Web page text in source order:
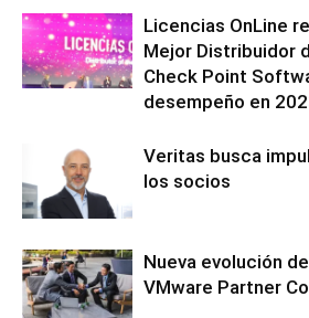
Licencias OnLine
Mejor Distribuidor
Check Point
desempeño en
Veritas busca
los socios
Nueva evolución de
VMware Partner